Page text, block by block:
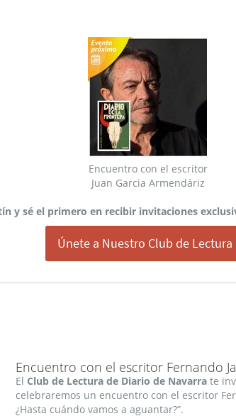
Encuentro con el escritor
Juan Garcia Armendáriz
y sé el primero en recibir invitaciones
Únete a Nuestro Club de Lectura
Encuentro con el escritor Fernando
El Club de Lectura de Diario de Navarra te
celebraremos un encuentro con el escritor
¿Hasta cuándo vamos a aguantar?”.